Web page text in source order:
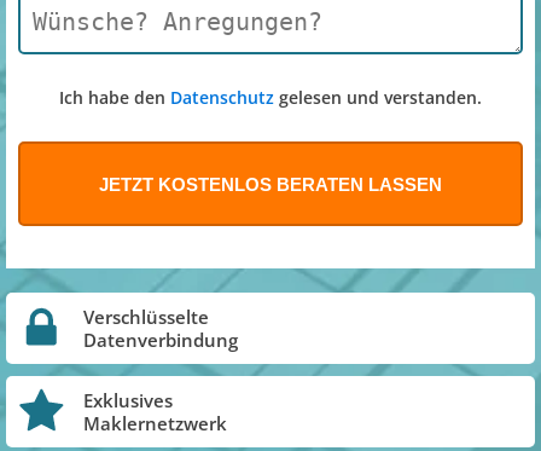
Ich habe den Datenschutz gelesen und verstanden.
Verschlüsselte
Datenverbindung
Exklusives
Maklernetzwerk